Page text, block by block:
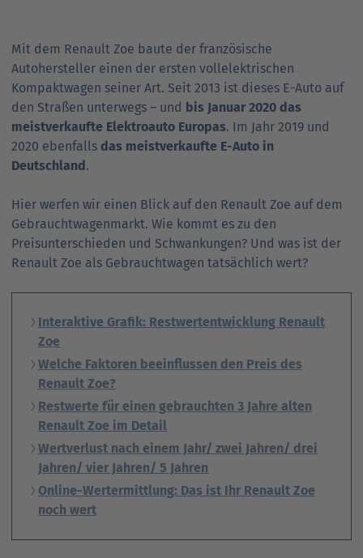
Go
to
parent
navigation
to
parent
navigation
Pressekontakt
Go
to
parent
navigation
Mit dem Renault Zoe baute der französische
Autohersteller einen der ersten voll­elek­trischen
Kompaktwagen seiner Art. Seit 2013 ist dieses E-Auto auf
den Straßen unter­wegs – und bis Januar 2020 das
meistverkaufte Elektro­auto Europas. Im Jahr 2019 und
2020 eben­falls das meist­ver­kaufte E-Auto in
Deutschland .
Hier werfen wir einen Blick auf den Renault Zoe auf dem
Gebraucht­wagen­markt. Wie kommt es zu den
Preisunterschieden und Schwankungen? Und was ist der
Renault Zoe als Gebrauchtwagen tatsächlich wert?
Interaktive Grafik: Restwert­entwicklung Renault
Zoe
Welche Faktoren beeinflussen den Preis des
Renault Zoe?
Restwerte für einen ge­brauch­ten 3 Jahre alten
Renault Zoe im Detail
Wertverlust nach einem Jahr/ zwei Jahren/ drei
Jahren/ vier Jahren/ 5 Jahren
Online-Wertermittlung: Das ist Ihr Renault Zoe
noch wert